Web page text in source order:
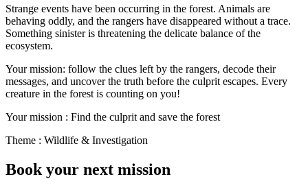
Strange events have been occurring in the forest. Animals are
behaving oddly, and the rangers have disappeared without a trace.
Something sinister is threatening the delicate balance of the
ecosystem.
Your mission: follow the clues left by the rangers, decode their
messages, and uncover the truth before the culprit escapes. Every
creature in the forest is counting on you!
Your mission : Find the culprit and save the forest
Theme : Wildlife & Investigation
Book your next mission